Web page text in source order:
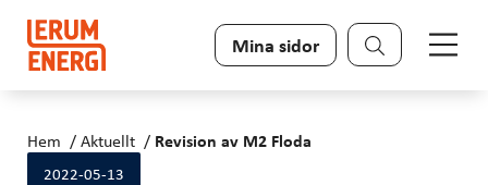
Sök
Mina sidor
Hem Aktuellt Revision av M2 Floda
2022-05-13